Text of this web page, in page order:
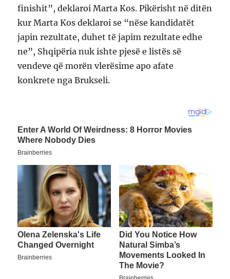
finishit”, deklaroi Marta Kos. Pikërisht në ditën
kur Marta Kos deklaroi se “nëse kandidatët
japin rezultate, duhet të japim rezultate edhe
ne”, Shqipëria nuk ishte pjesë e listës së
vendeve që morën vlerësime apo afate
konkrete nga Brukseli.